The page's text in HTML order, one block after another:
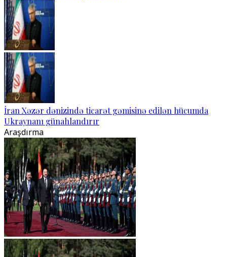
İran Xəzər dənizində ticarət gəmisinə edilən hücumda
Ukraynanı günahlandırır
Araşdırma